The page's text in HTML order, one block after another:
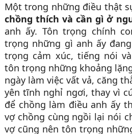
Một trong những điều thật
chồng thích và cần gì ở
anh ấy. Tôn trọng chính
trọng những gì anh ấy
trọng cảm xúc, tiếng nói
tôn trọng những khoảng
ngày làm việc vất vả, căng
yên tĩnh nghỉ ngơi, thay vì
để chồng làm điều anh ấy
vợ chồng cùng ngồi lại nói
vợ cũng nên tôn trọng